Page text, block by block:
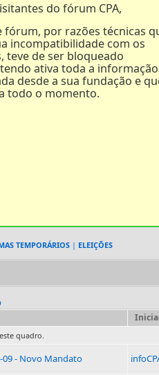
do fórum CPA,
por razões técnicas
incompatibilidade com os
teve de ser bloqueado
ativa toda a informação
desde a sua fundação e
todo o momento.
TEMPORÁRIOS| ELEIÇÕES
quadro.
09 - Novo Mandato